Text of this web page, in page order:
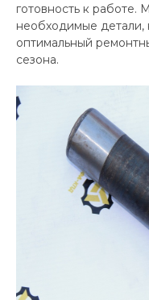
готовность к
необходимые
оптимальный
сезона.